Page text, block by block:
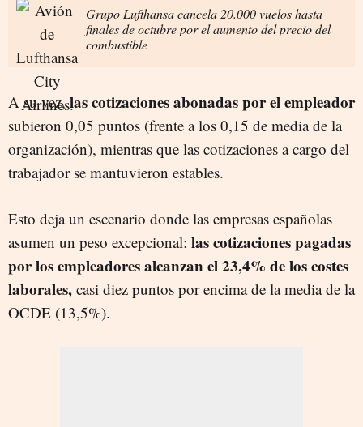
Grupo Lufthansa cancela 20.000 vuelos hasta
finales de octubre por el aumento del precio del
combustible
A su vez,las cotizaciones abonadas por el empleador
subieron 0,05 puntos (frente a los 0,15 de media de la
organización), mientras que las cotizaciones a cargo del
trabajador se mantuvieron estables.
Esto deja un escenario donde las empresas españolas
asumen un peso excepcional: las cotizaciones pagadas
por los empleadores alcanzan el 23,4% de los costes
laborales, casi diez puntos por encima de la media de la
OCDE (13,5%).